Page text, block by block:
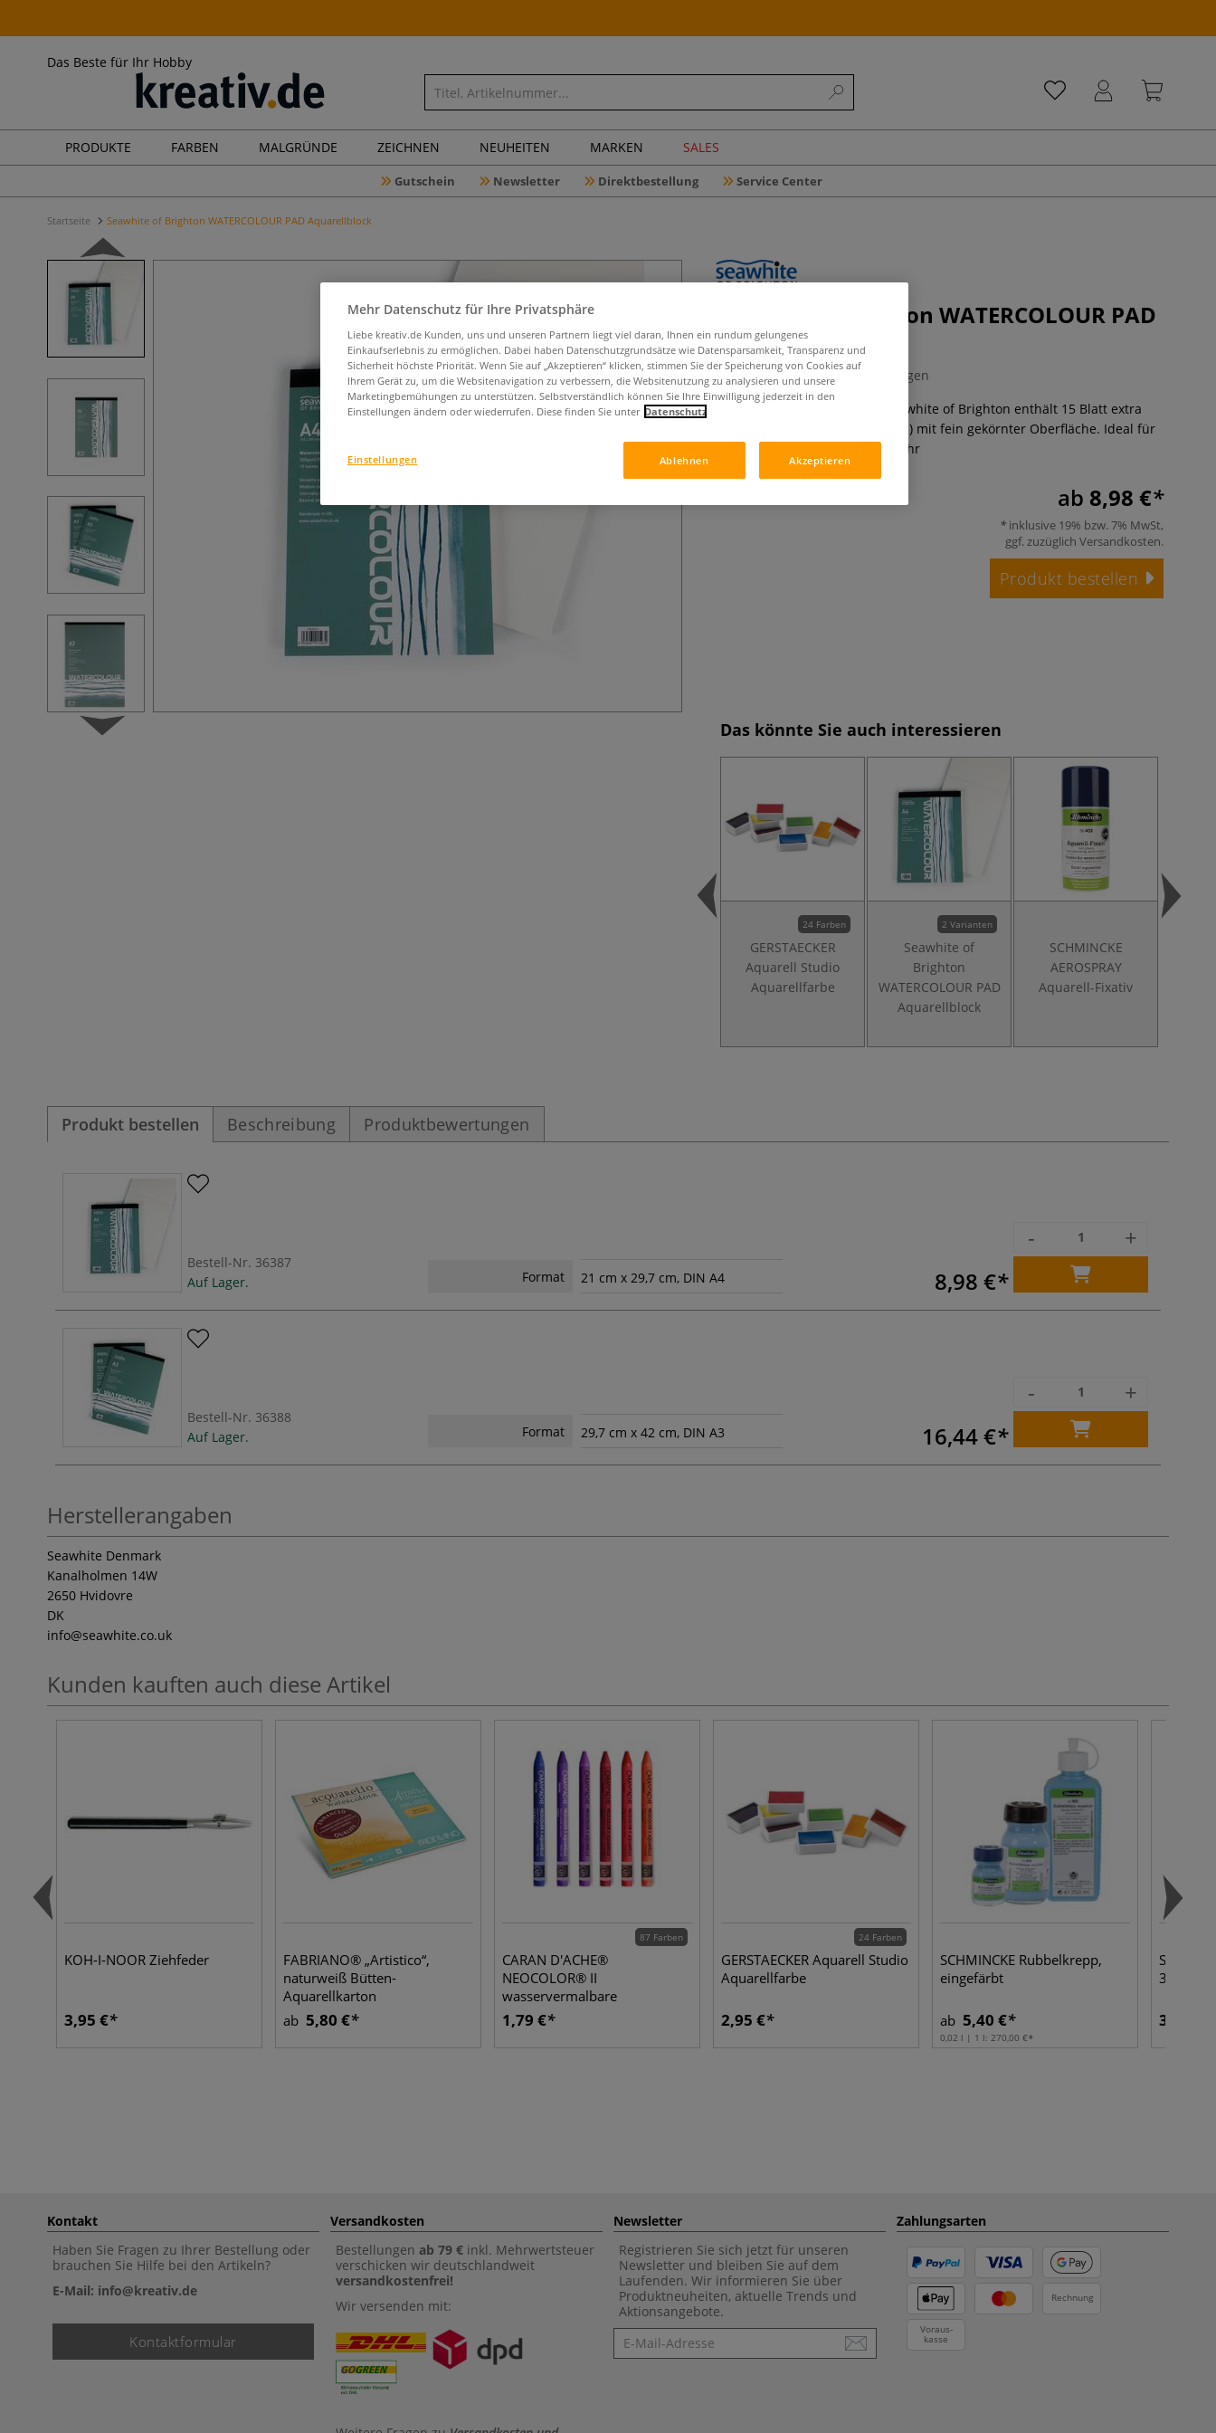
Das Beste für Ihr Hobby
PRODUKTE FARBEN MALGRÜNDE ZEICHNEN NEUHEITEN MARKEN SALES
Gutschein Newsletter Direktbestellung Service Center
Startseite Seawhite of Brighton WATERCOLOUR PAD Aquarellblock
Seawhite of Brighton WATERCOLOUR PAD
Aquarellblock
0 Bewertungen
Das WATERCOLOUR PAD von Seawhite of Brighton enthält 15 Blatt extra
starkes Aquarellpapier (350 g/qm) mit fein gekörnter Oberfläche. Ideal für
Aquarell, Gouache & Acryl.
Mehr
ab 8,98 €
inklusive 19% bzw. 7% MwSt,
ggf. zuzüglich Versandkosten.
Produkt bestellen
Das könnte Sie auch interessieren
24 Farben
GERSTAECKER
Aquarell Studio
Aquarellfarbe
2 Varianten
Seawhite of
Brighton
WATERCOLOUR PAD
Aquarellblock
SCHMINCKE
AEROSPRAY
Aquarell-Fixativ
Produkt bestellen Beschreibung Produktbewertungen
Bestell-Nr. 36387
Auf Lager.
Format 21 cm x 29,7 cm, DIN A4 8,98 €
- +
Bestell-Nr. 36388
Auf Lager.
Format 29,7 cm x 42 cm, DIN A3 16,44 €
- +
Herstellerangaben
Seawhite Denmark
Kanalholmen 14W
2650 Hvidovre
DK
info@seawhite.co.uk
Kunden kauften auch diese Artikel
KOH-I-NOOR Ziehfeder
3,95 €
FABRIANO® „Artistico“,
naturweiß Bütten-
Aquarellkarton
ab 5,80 €
87 Farben
CARAN D'ACHE®
NEOCOLOR® II
wasservermalbare
Wachspastelle, einzeln
1,79 €
24 Farben
GERSTAECKER Aquarell Studio
Aquarellfarbe
2,95 €
SCHMINCKE Rubbelkrepp,
eingefärbt
ab 5,40 €
0,02 l | 1 l: 270,00 €
308,
3,05 €
Kontakt
Haben Sie Fragen zu Ihrer Bestellung oder
brauchen Sie Hilfe bei den Artikeln?
E-Mail: info@kreativ.de
Kontaktformular
Versandkosten
Bestellungen ab 79 € inkl. Mehrwertsteuer
verschicken wir deutschlandweit
versandkostenfrei!
Wir versenden mit:
Newsletter
Registrieren Sie sich jetzt für unseren
Newsletter und bleiben Sie auf dem
Laufenden. Wir informieren Sie über
Produktneuheiten, aktuelle Trends und
Aktionsangebote.
Newsletter
Zahlungsarten
Rechnung
Voraus-
kasse
Mehr Datenschutz für Ihre Privatsphäre
Liebe kreativ.de Kunden, uns und unseren Partnern liegt viel daran, Ihnen ein rundum gelungenes
Einkaufserlebnis zu ermöglichen. Dabei haben Datenschutzgrundsätze wie Datensparsamkeit, Transparenz und
Sicherheit höchste Priorität. Wenn Sie auf „Akzeptieren“ klicken, stimmen Sie der Speicherung von Cookies auf
Ihrem Gerät zu, um die Websitenavigation zu verbessern, die Websitenutzung zu analysieren und unsere
Marketingbemühungen zu unterstützen. Selbstverständlich können Sie Ihre Einwilligung jederzeit in den
Einstellungen ändern oder wiederrufen. Diese finden Sie unter Datenschutz
Ablehnen Akzeptieren
Einstellungen